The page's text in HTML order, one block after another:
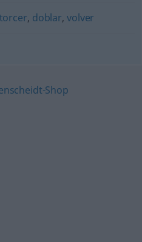
torcer, doblar,volver